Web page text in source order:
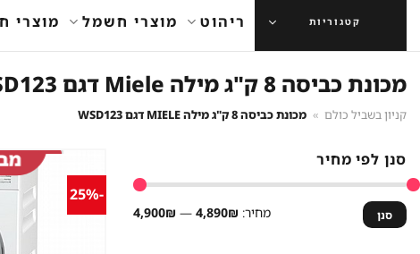
קטגוריות ריהוט מוצרי חשמל מוצרי
מכונת כביסה 8 ק"ג מילה Miele דגם WSD123
קניון בשביל כולם » מכונת כביסה 8 ק"ג מילה MIELE דגם WSD123
סנן לפי מחיר
מחיר
מינימלי
מחיר
מקסימלי
סנן מחיר: 4,890₪
—
4,900₪
-25%